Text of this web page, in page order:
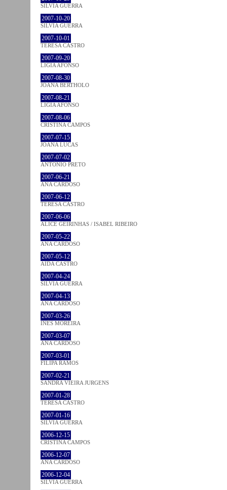
SÍLVIA GUERRA
2007-10-20
SÍLVIA GUERRA
2007-10-01
TERESA CASTRO
2007-09-20
LÍGIA AFONSO
2007-08-30
JOANA BÉRTHOLO
2007-08-21
LÍGIA AFONSO
2007-08-06
CRISTINA CAMPOS
2007-07-15
JOANA LUCAS
2007-07-02
ANTÓNIO PRETO
2007-06-21
ANA CARDOSO
2007-06-12
TERESA CASTRO
2007-06-06
ALICE GEIRINHAS / ISABEL RIBEIRO
2007-05-22
ANA CARDOSO
2007-05-12
AIDA CASTRO
2007-04-24
SÍLVIA GUERRA
2007-04-13
ANA CARDOSO
2007-03-26
INÊS MOREIRA
2007-03-07
ANA CARDOSO
2007-03-01
FILIPA RAMOS
2007-02-21
SANDRA VIEIRA JURGENS
2007-01-28
TERESA CASTRO
2007-01-16
SÍLVIA GUERRA
2006-12-15
CRISTINA CAMPOS
2006-12-07
ANA CARDOSO
2006-12-04
SÍLVIA GUERRA